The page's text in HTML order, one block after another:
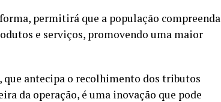
permitirá que a população compreenda
e serviços, promovendo uma maior
antecipa o recolhimento dos tributos
da operação, é uma inovação que pode